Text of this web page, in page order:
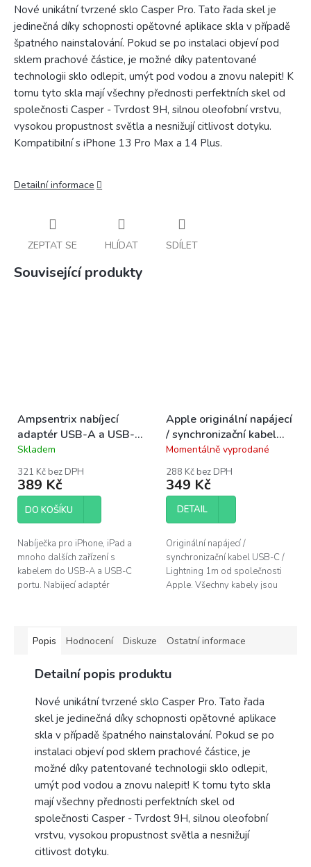
Nové unikátní tvrzené sklo Casper Pro. Tato řada skel je
jedinečná díky schopnosti opětovné aplikace skla v případě
špatného nainstalování. Pokud se po instalaci objeví pod
sklem prachové částice, je možné díky patentované
technologii sklo odlepit, umýt pod vodou a znovu nalepit! K
tomu tyto skla mají všechny přednosti perfektních skel od
společnosti Casper - Tvrdost 9H, silnou oleofobní vrstvu,
vysokou propustnost světla a nesnižují citlivost dotyku.
Kompatibilní s iPhone 13 Pro Max a 14 Plus.
Detailní informace
ZEPTAT SE HLÍDAT SDÍLET
Související produkty
Ampsentrix nabíjecí
adaptér USB-A a USB-C
20W
Průměrné
produktu
je
5,0
hvězdiček.
Skladem
321 Kč bez DPH
389 Kč
DO KOŠÍKU
Nabíječka pro iPhone, iPad a
mnoho dalších zařízení s
kabelem do USB-A a USB-C
portu. Nabijecí adaptér
Apple originální napájecí
/ synchronizační kabel
USB-C / Lightning 1m
Průměrné
produktu
je
5,0
hvězdiček.
Momentálně vyprodané
288 Kč bez DPH
349 Kč
DETAIL
Originální napájecí /
synchronizační kabel USB-C /
Lightning 1m od společnosti
Apple. Všechny kabely jsou
Popis Hodnocení Diskuze Ostatní informace
Detailní popis produktu
Nové unikátní tvrzené sklo Casper Pro. Tato řada
skel je jedinečná díky schopnosti opětovné aplikace
skla v případě špatného nainstalování. Pokud se po
instalaci objeví pod sklem prachové částice, je
možné díky patentované technologii sklo odlepit,
umýt pod vodou a znovu nalepit! K tomu tyto skla
mají všechny přednosti perfektních skel od
společnosti Casper - Tvrdost 9H, silnou oleofobní
vrstvu, vysokou propustnost světla a nesnižují
citlivost dotyku.